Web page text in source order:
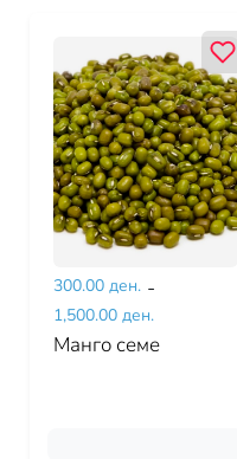
300.00 ден. -
1,500.00 ден.
Манго семе